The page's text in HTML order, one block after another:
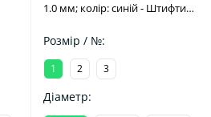
1.0 мм; колір: синій - Штифти
Україна/Джендентал-Україна)
Розмір / №:
1 2 3
Діаметр: